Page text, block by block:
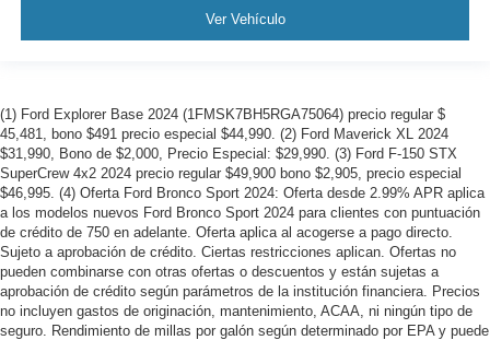
Ver Vehículo
(1) Ford Explorer Base 2024 (1FMSK7BH5RGA75064) precio regular $
45,481, bono $491 precio especial $44,990. (2) Ford Maverick XL 2024
$31,990, Bono de $2,000, Precio Especial: $29,990. (3) Ford F-150 STX
SuperCrew 4x2 2024 precio regular $49,900 bono $2,905, precio especial
$46,995. (4) Oferta Ford Bronco Sport 2024: Oferta desde 2.99% APR aplica
a los modelos nuevos Ford Bronco Sport 2024 para clientes con puntuación
de crédito de 750 en adelante. Oferta aplica al acogerse a pago directo.
Sujeto a aprobación de crédito. Ciertas restricciones aplican. Ofertas no
pueden combinarse con otras ofertas o descuentos y están sujetas a
aprobación de crédito según parámetros de la institución financiera. Precios
no incluyen gastos de originación, mantenimiento, ACAA, ni ningún tipo de
seguro. Rendimiento de millas por galón según determinado por EPA y puede